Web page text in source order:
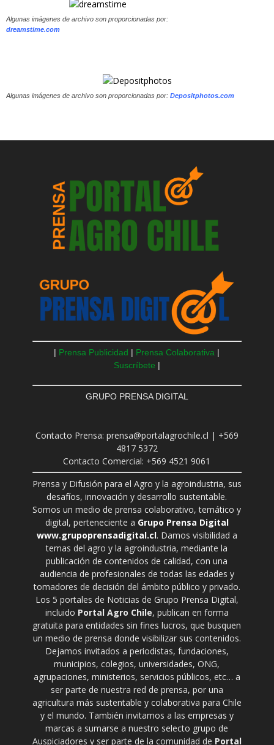
Algunas imágenes de archivo son proporcionadas por:
dreamstime.com
Algunas imágenes de archivo son proporcionadas por: Depositphotos.com
| Prensa Publicidad | Prensa Colaborativa |
Suscríbete |
GRUPO PRENSA DIGITAL
Contacto Prensa: prensa@portalagrochile.cl | +569
4817 5372
Contacto Comercial: +569 4521 9061
Prensa y Difusión para el Agro y la agroindustria, sus
desafíos, innovación y desarrollo sustentable.
Somos un medio de prensa colaborativo, temático y
digital, perteneciente a Grupo Prensa Digital
www.grupoprensadigital.cl. Damos visibilidad a
temas del agro y la agroindustria, mediante la
publicación de contenidos de calidad, con una
audiencia de profesionales de todas las edades y
tomadores de decisión del ámbito público y privado.
Los 5 portales de Noticias de Grupo Prensa Digital,
incluido Portal Agro Chile, publican en forma
gratuita para entidades sin fines lucros, que busquen
un medio de prensa donde visibilizar sus contenidos.
Dejamos invitados a periodistas, fundaciones,
municipios, colegios, universidades, ONG,
agrupaciones, ministerios, servicios públicos, etc… a
ser parte de nuestra red de prensa, por una
agricultura más sustentable y colaborativa para Chile
y el mundo. También invitamos a las empresas y
marcas a sumarse a nuestro selecto grupo de
Auspiciadores y ser parte de la comunidad de Portal